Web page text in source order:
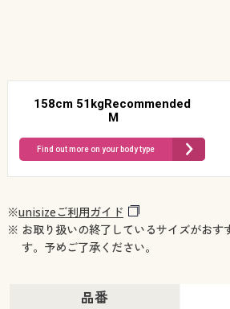
158cm 51kgRecommended
M
Find out more on your body type
※unisizeご利用ガイド
※ お取り扱いの終了しているサイズがおす
す。予めご了承ください。
品番